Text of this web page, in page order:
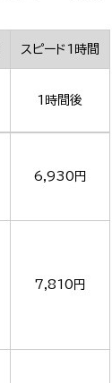
スピード1時間
1時間後
6,930円
7,810円